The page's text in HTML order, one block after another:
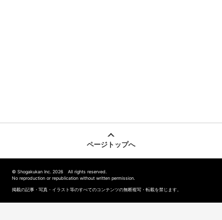
ページトップへ
© Shogakukan Inc. 2026 All rights reserved.
No reproduction or republication without written permission.
掲載の記事・写真・イラスト等のすべてのコンテンツの無断複写・転載を禁じます。